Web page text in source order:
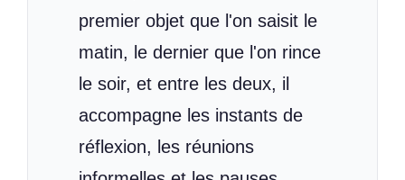
premier objet que l'on saisit le
matin, le dernier que l'on rince
le soir, et entre les deux, il
accompagne les instants de
réflexion, les réunions